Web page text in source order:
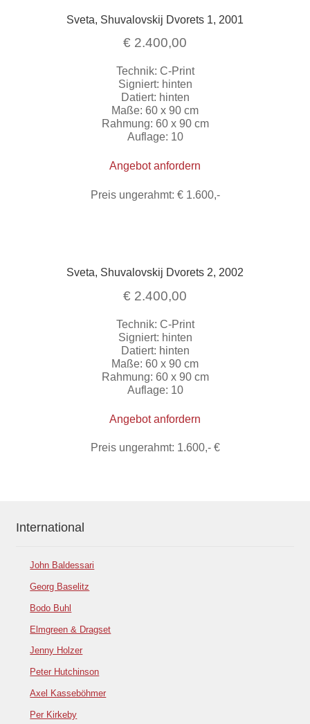
Sveta, Shuvalovskij Dvorets 1, 2001
€ 2.400,00
Technik: C-Print
Signiert: hinten
Datiert: hinten
Maße: 60 x 90 cm
Rahmung: 60 x 90 cm
Auflage: 10
Angebot anfordern
Preis ungerahmt: € 1.600,-
Sveta, Shuvalovskij Dvorets 2, 2002
€ 2.400,00
Technik: C-Print
Signiert: hinten
Datiert: hinten
Maße: 60 x 90 cm
Rahmung: 60 x 90 cm
Auflage: 10
Angebot anfordern
Preis ungerahmt: 1.600,- €
International
John Baldessari
Georg Baselitz
Bodo Buhl
Elmgreen & Dragset
Jenny Holzer
Peter Hutchinson
Axel Kasseböhmer
Per Kirkeby